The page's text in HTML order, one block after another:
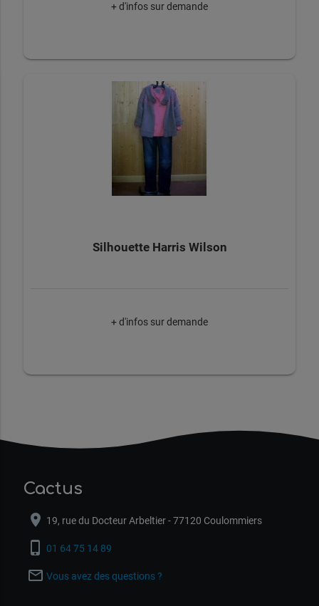
+ d'infos sur demande
Silhouette Harris Wilson
+ d'infos sur demande
Cactus
location_on 19, rue du Docteur Arbeltier - 77120 Coulommiers
phone_iphone 01 64 75 14 89
mail_outline Vous avez des questions ?